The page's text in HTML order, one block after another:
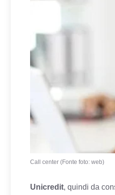
Call center (Fonte foto: web)
Unicredit, quindi da